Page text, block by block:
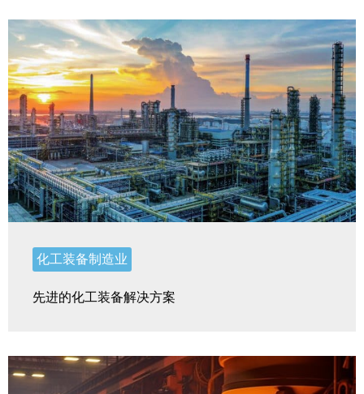
化工装备制造业
先进的化工装备解决方案